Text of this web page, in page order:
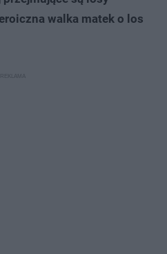
walka matek o los